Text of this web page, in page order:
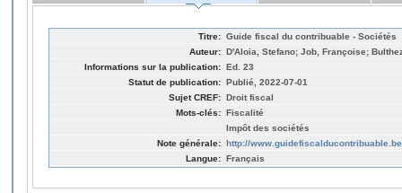
Titre: Guide fiscal du contribuable - Sociétés
Auteur: D'Aloia, Stefano; Job, Françoise;
Informations sur la publication: Ed. 23
Statut de publication: Publié, 2022-07-01
Sujet CREF: Droit fiscal
Mots-clés: Fiscalité
Impôt des sociétés
Note générale: http://
Langue: Français